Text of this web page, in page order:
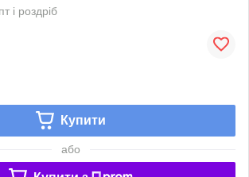
і роздріб
Купити
або